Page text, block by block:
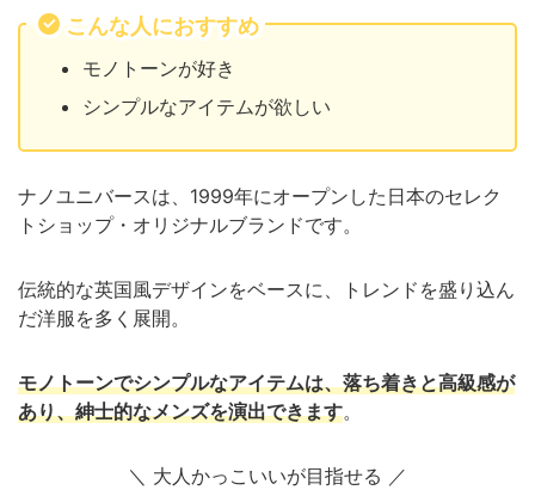
こんな人におすすめ
モノトーンが好き
シンプルなアイテムが欲しい
ナノユニバースは、1999年にオープンした日本のセレク
トショップ・オリジナルブランドです。
伝統的な英国風デザインをベースに、トレンドを盛り込ん
だ洋服を多く展開。
モノトーンでシンプルなアイテムは、落ち着きと高級感が
あり、紳士的なメンズを演出できます。
＼ 大人かっこいいが目指せる ／